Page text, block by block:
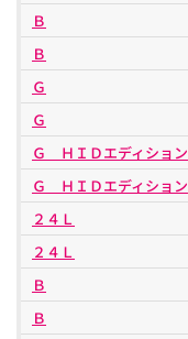
Ｂ
Ｂ
Ｇ
Ｇ
Ｇ ＨＩＤエディション
Ｇ ＨＩＤエディション
２４Ｌ
２４Ｌ
Ｂ
Ｂ